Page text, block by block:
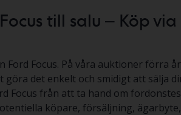
till salu – Köp
Ford Focus. På våra auktioner förra
göra det enkelt och smidigt att sälja
Focus från att ta hand om
köpare, försäljning,